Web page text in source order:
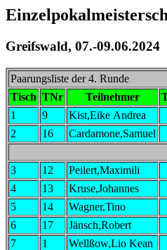
Greifswald, 07.-09.06.2024
Paarungsliste der 4. Runde
Tisch TNr Teilnehmer
1
9 Kist,Eike Andrea
2
16 Cardamone,Samuel
3 12 Peilert,Maximili
4
13 Kruse,Johannes
5
14 Wagner,Tino
6
17 Jänsch,Robert
7
1 Wellßow,Lio Kean